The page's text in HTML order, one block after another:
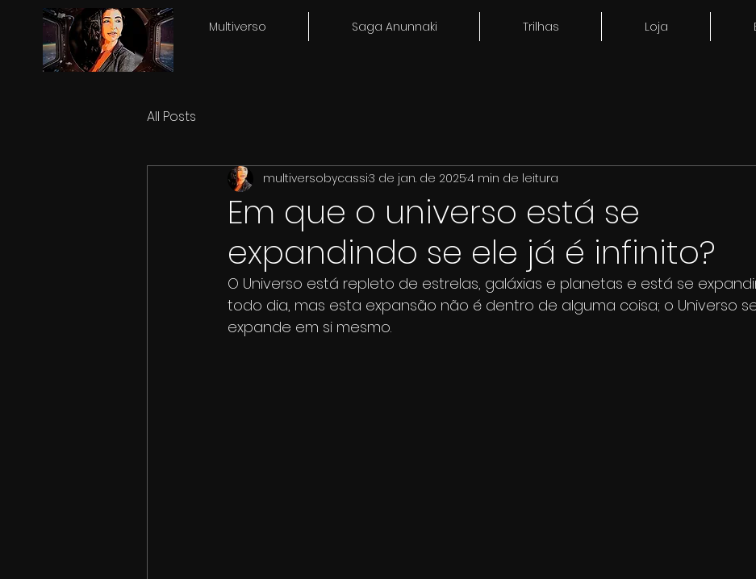
Multiverso Saga Anunnaki Trilhas Loja
All Posts
Em que o universo está se
expandindo se ele já é infinito?
multiversobycassi3 de jan. de 20254 min de leitura
O Universo está repleto de estrelas, galáxias e planetas e está se
todo dia, mas esta expansão não é dentro de alguma coisa; o Universo
expande em si mesmo.